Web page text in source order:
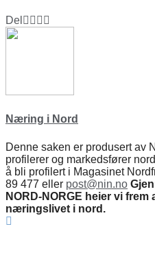
Del
Næring i Nord
Denne saken er produsert av
profilerer og markedsfører
å bli profilert i Magasinet
89 477 eller post@nin.no
NORD-NORGE heier vi
næringslivet i nord.